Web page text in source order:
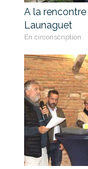
A la
Launaguet
En circonscription